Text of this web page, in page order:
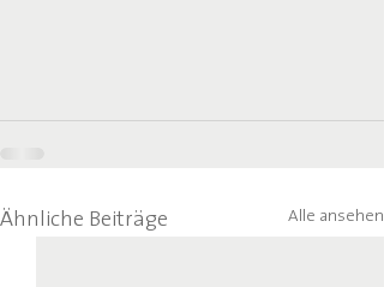
Ähnliche Beiträge Alle ansehen